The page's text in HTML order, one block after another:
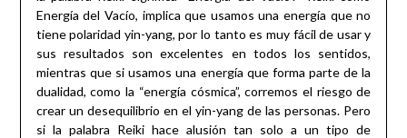
Energía del Vacío, implica que usamos una energía que no
tiene polaridad yin-yang, por lo tanto es muy fácil de usar y
sus resultados son excelentes en todos los sentidos,
mientras que si usamos una energía que forma parte de la
dualidad, como la “energía cósmica”, corremos el riesgo de
crear un desequilibrio en el yin-yang de las personas. Pero
si la palabra Reiki hace alusión tan solo a un tipo de